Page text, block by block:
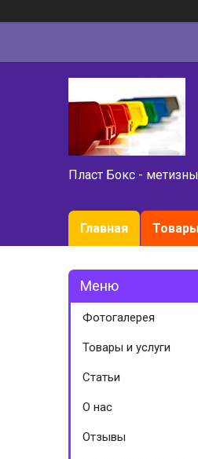
Пласт Бокс -
Главная
Фотогалерея
Товары и услуги
Статьи
О нас
Отзывы